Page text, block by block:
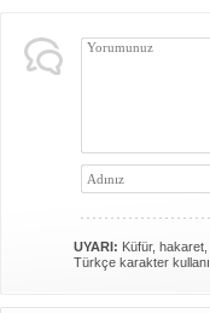
UYARI: Küfür,
Türkçe karakter